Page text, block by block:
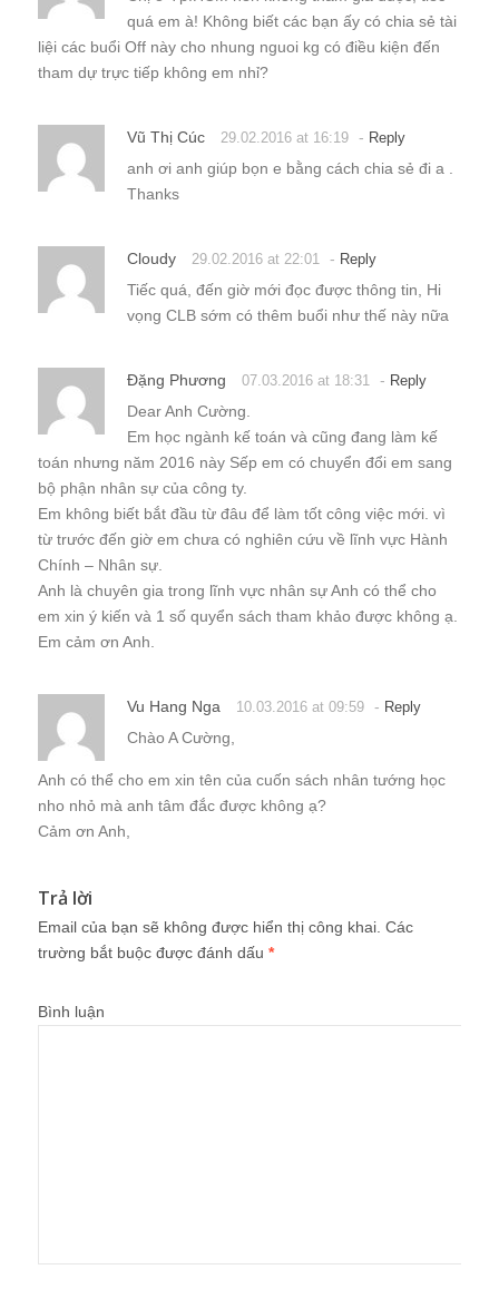
quá em à! Không biết các bạn ấy có chia sẻ tài
liệi các buổi Off này cho nhung nguoi kg có điều kiện đến
tham dự trực tiếp không em nhỉ?
Vũ Thị Cúc 29.02.2016 at 16:19 - Reply
anh ơi anh giúp bọn e bằng cách chia sẻ đi a .
Thanks
Cloudy 29.02.2016 at 22:01 - Reply
Tiếc quá, đến giờ mới đọc được thông tin, Hi
vọng CLB sớm có thêm buổi như thế này nữa
Đặng Phương 07.03.2016 at 18:31 - Reply
Dear Anh Cường.
Em học ngành kế toán và cũng đang làm kế
toán nhưng năm 2016 này Sếp em có chuyển đổi em sang
bộ phận nhân sự của công ty.
Em không biết bắt đầu từ đâu để làm tốt công việc mới. vì
từ trước đến giờ em chưa có nghiên cứu về lĩnh vực Hành
Chính – Nhân sự.
Anh là chuyên gia trong lĩnh vực nhân sự Anh có thể cho
em xin ý kiến và 1 số quyển sách tham khảo được không ạ.
Em cảm ơn Anh.
Vu Hang Nga 10.03.2016 at 09:59 - Reply
Chào A Cường,
Anh có thể cho em xin tên của cuốn sách nhân tướng học
nho nhỏ mà anh tâm đắc được không ạ?
Cảm ơn Anh,
Trả lời
Email của bạn sẽ không được hiển thị công khai. Các
trường bắt buộc được đánh dấu *
Bình luận